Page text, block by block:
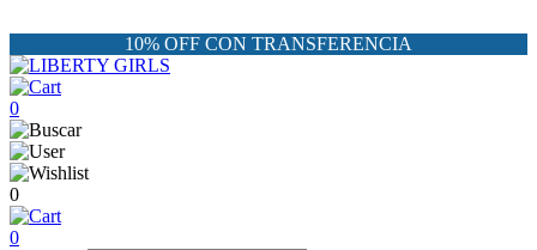
10% OFF CON TRANSFERENCIA
0
0
0